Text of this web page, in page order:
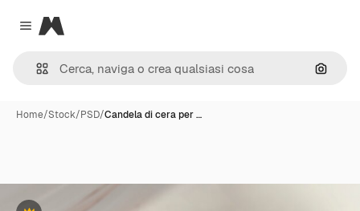
Close menu
Magnific
Cerca
Home/Stock/PSD/Candela di cera per …